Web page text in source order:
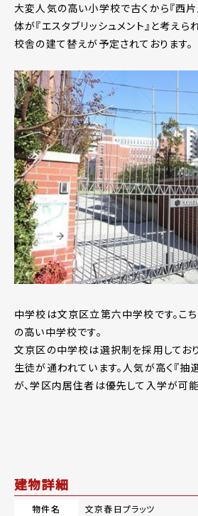
大変人気の高い小学校で古くから『西片
体が『エスタブリッシュメント』と考えら
校舎の建て替えが予定されております。
中学校は文京区立第六中学校です。こ
の高い中学校です。
文京区の中学校は選択制を採用してお
生徒が通われています。人気が高く『抽
が、学区内居住者は優先して入学が可能
建物詳細
物件名
文京春日プラッツ